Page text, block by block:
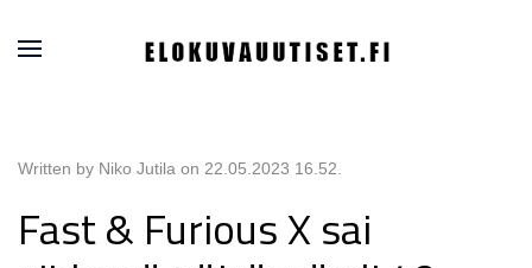
Written by Niko Jutila on 22.05.2023 16.52
Fast & Furious X sai